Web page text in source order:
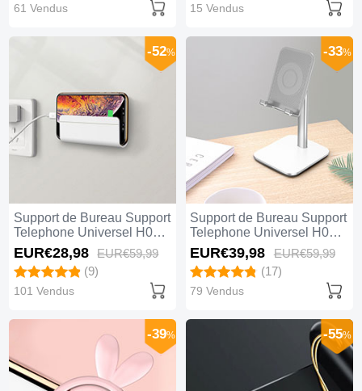
61 Vendus
15 Vendus
Support de Bureau Support
Telephone Universel H04
Blanc
-52%
EUR€28,98 EUR€59,99
(9)
101 Vendus
Support de Bureau Support
Telephone Universel H01
Argent
-33%
EUR€39,98 EUR€59,99
(17)
79 Vendus
-39% -55%